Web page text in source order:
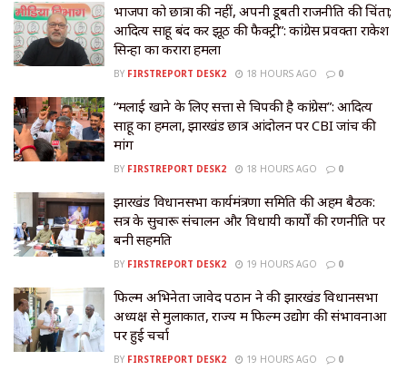
भाजपा को छात्रों की नहीं, अपनी डूबती राजनीति की चिंता;
आदित्य साहू बंद करें झूठ की फैक्ट्री”: कांग्रेस प्रवक्ता राकेश
सिन्हा का करारा हमला
BY FIRSTREPORT DESK2 18 HOURS AGO 0
“मलाई खाने के लिए सत्ता से चिपकी है कांग्रेस”: आदित्य
साहू का हमला, झारखंड छात्र आंदोलन पर CBI जांच की
मांग
BY FIRSTREPORT DESK2 18 HOURS AGO 0
झारखंड विधानसभा कार्यमंत्रणा समिति की अहम बैठक:
सत्र के सुचारू संचालन और विधायी कार्यों की रणनीति पर
बनी सहमति
BY FIRSTREPORT DESK2 19 HOURS AGO 0
फिल्म अभिनेता जावेद पठान ने की झारखंड विधानसभा
अध्यक्ष से मुलाकात, राज्य में फिल्म उद्योग की संभावनाओं
पर हुई चर्चा
BY FIRSTREPORT DESK2 19 HOURS AGO 0